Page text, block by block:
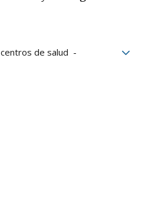
centros de salud